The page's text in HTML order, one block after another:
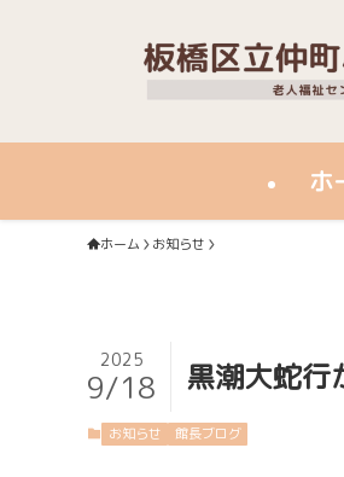
ホ
ホーム お知らせ
黒潮大蛇行
2025
9/18
お知らせ 館長ブログ